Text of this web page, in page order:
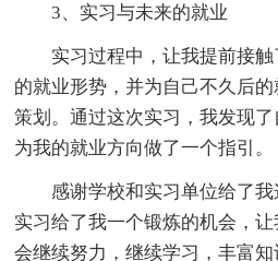
3、实习与未来的就业
实习过程中，让我提前接
的就业形势，并为自己不久后
策划。通过这次实习，我发现了
为我的就业方向做了一个指引。
感谢学校和实习单位给了
实习给了我一个锻炼的机会，
会继续努力，继续学习，丰富